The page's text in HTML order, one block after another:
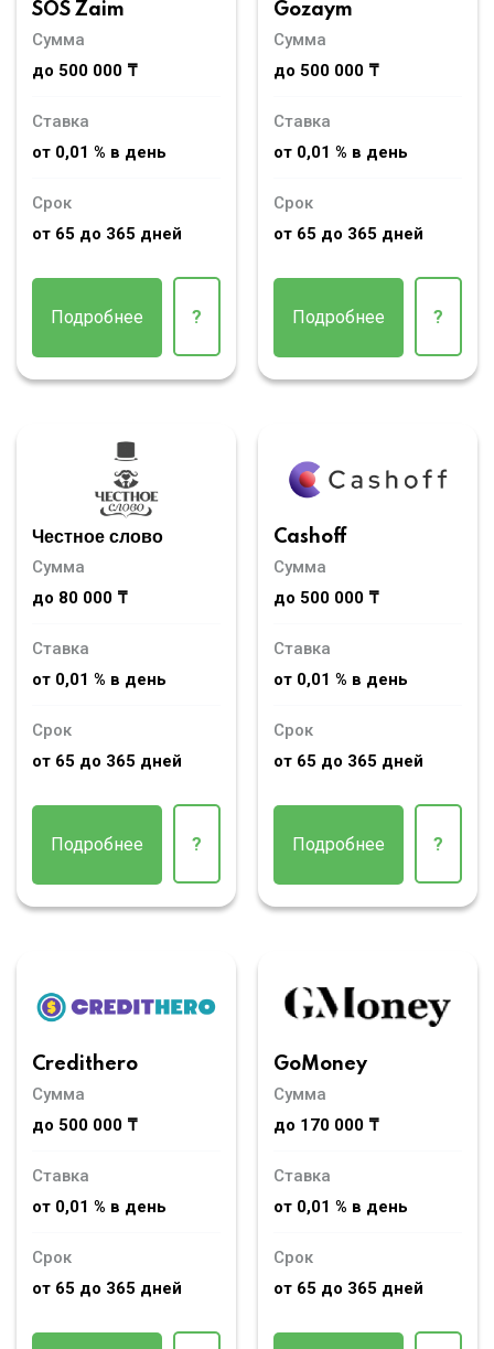
SOS Zaim
Сумма
до 500 000 ₸
Ставка
от 0,01 % в день
Срок
от 65 до 365 дней
Подробнее ?
Gozaym
Сумма
до 500 000 ₸
Ставка
от 0,01 % в день
Срок
от 65 до 365 дней
Подробнее ?
Честное слово
Сумма
до 80 000 ₸
Ставка
от 0,01 % в день
Срок
от 65 до 365 дней
Подробнее ?
Cashoff
Сумма
до 500 000 ₸
Ставка
от 0,01 % в день
Срок
от 65 до 365 дней
Подробнее ?
Credithero
Сумма
до 500 000 ₸
Ставка
от 0,01 % в день
Срок
от 65 до 365 дней
GoMoney
Сумма
до 170 000 ₸
Ставка
от 0,01 % в день
Срок
от 65 до 365 дней